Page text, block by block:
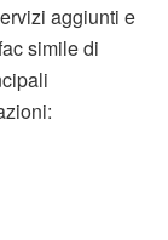
aggiunti e
simile di